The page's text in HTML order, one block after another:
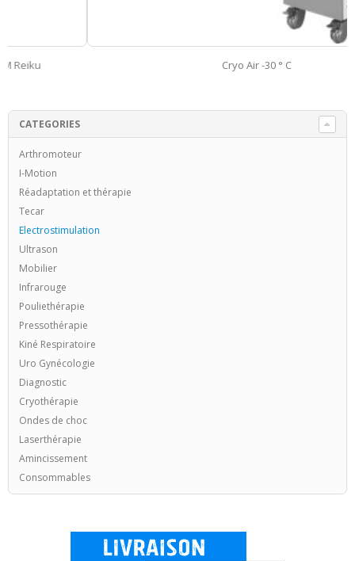
CATEGORIES
Arthromoteur
I-Motion
Réadaptation et thérapie
Tecar
Electrostimulation
Ultrason
Mobilier
Infrarouge
Pouliethérapie
Pressothérapie
Kiné Respiratoire
Uro Gynécologie
Diagnostic
Cryothérapie
Ondes de choc
Laserthérapie
Amincissement
Consommables